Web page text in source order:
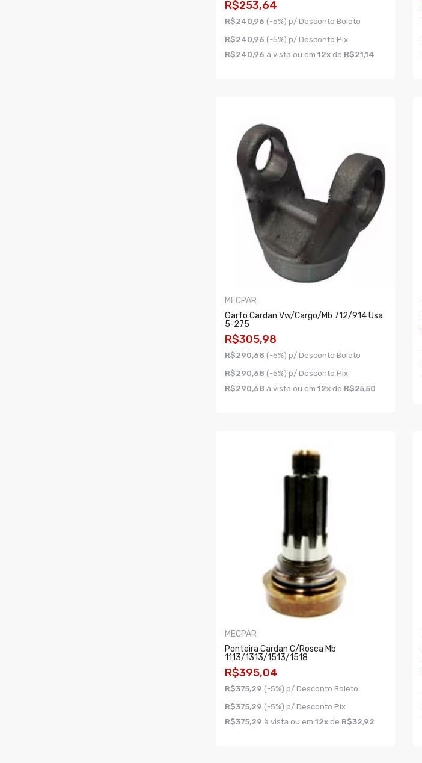
R$253,64
R$240,96 (-5%) p/ Desconto Boleto
R$240,96 (-5%) p/ Desconto Pix
R$240,96 à vista ou em 12xde R$21,14
MECPAR
Garfo Cardan Vw/cargo/mb 712/914 Usa
5-275
R$305,98
R$290,68 (-5%) p/ Desconto Boleto
R$290,68 (-5%) p/ Desconto Pix
R$290,68 à vista ou em 12xde R$25,50
MECPAR
Ponteira Cardan C/rosca Mb
1113/1313/1513/1518
R$395,04
R$375,29 (-5%) p/ Desconto Boleto
R$375,29 (-5%) p/ Desconto Pix
R$375,29 à vista ou em 12xde R$32,92